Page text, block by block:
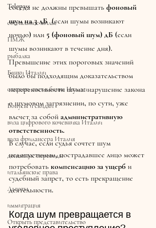
Telepass
социальное жилье
ПМЖ
рыбалка
Банки Италии
открыть счет в банке Италии
Бонусы и скидки
виза цифрового кочевника Италии
виза фрилансера Италия
денежные переводы
итальянские права
Льготы
иммиграция
Открыть представительство
соседа не должны превышать фоновый
шум на 3 дБ
  (если шумы возникают
ночью) или 5 (фоновый шум) дБ (если
шумы возникают в течение дня).
Превышение этих пороговых значений
было бы подходящим доказательством
непереносимости шума: нарушение закона
о шумовом загрязнении, по сути, уже
влечет за собой административную
ответственность.
В случае, если судья сочтет шум
недопустимым, пострадавшее лицо может
потребовать компенсацию за ущерб и
судебный запрет, то есть прекращение
деятельности.
Когда шум превращается в